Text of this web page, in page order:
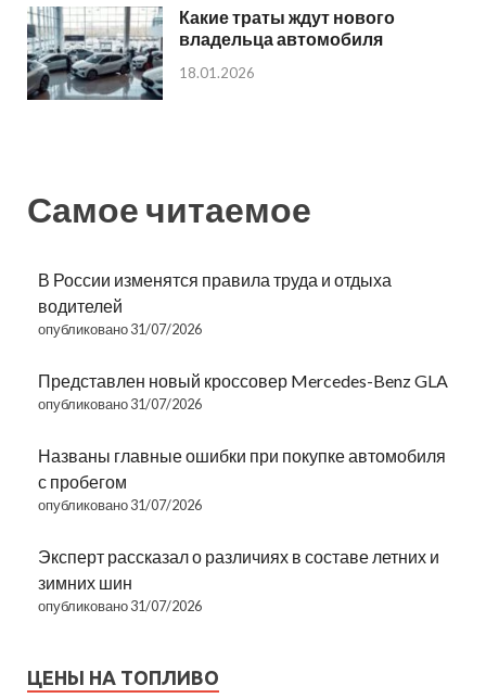
Какие траты ждут нового
владельца автомобиля
18.01.2026
Самое читаемое
В России изменятся правила труда и отдыха
водителей
опубликовано 31/07/2026
Представлен новый кроссовер Mercedes-Benz GLA
опубликовано 31/07/2026
Названы главные ошибки при покупке автомобиля
с пробегом
опубликовано 31/07/2026
Эксперт рассказал о различиях в составе летних и
зимних шин
опубликовано 31/07/2026
ЦЕНЫ НА ТОПЛИВО